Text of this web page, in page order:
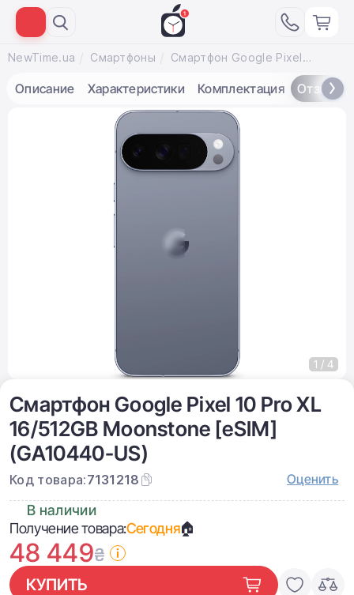
NewTime.ua Смартфоны Смартфон Google Pixel 10 Pro XL 16/512GB Moonstone [eSIM] (GA10440-US)
Описание Характеристики Комплектация Отзывы
Смартфон Google Pixel 10 Pro XL
16/512GB Moonstone [eSIM]
(GA10440-US)
Код товара:7131218 Оценить
В наличии
Получение товара:Сегодня🏠
48 449₴
КУПИТЬ
1 / 4